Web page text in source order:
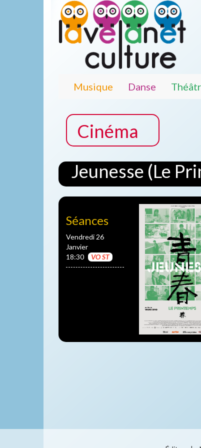
Musique Danse
Cinéma
Jeunesse (Le
Séances
Vendredi 26
Janvier
18:30
VO ST